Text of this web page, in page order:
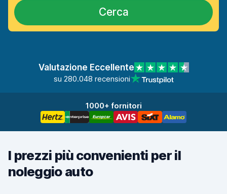
Cerca
Valutazione Eccellente
su 280.048 recensioni
1000+ fornitori
I prezzi più convenienti per il
noleggio auto